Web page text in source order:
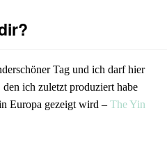
Tag und ich darf hier
ich zuletzt produziert habe
Europa gezeigt wird – The Yin